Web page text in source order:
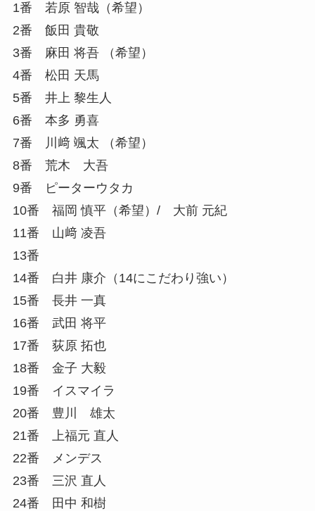
1番 若原 智哉（希望）
2番 飯田 貴敬
3番 麻田 将吾 （希望）
4番 松田 天馬
5番 井上 黎生人
6番 本多 勇喜
7番 川﨑 颯太 （希望）
8番 荒木 大吾
9番 ピーターウタカ
10番 福岡 慎平（希望）/ 大前 元紀
11番 山﨑 凌吾
13番
14番 白井 康介（14にこだわり強い）
15番 長井 一真
16番 武田 将平
17番 荻原 拓也
18番 金子 大毅
19番 イスマイラ
20番 豊川 雄太
21番 上福元 直人
22番 メンデス
23番 三沢 直人
24番 田中 和樹